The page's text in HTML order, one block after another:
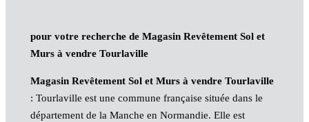
pour votre recherche de Magasin Revêtement Sol et
Murs à vendre Tourlaville
Magasin Revêtement Sol et Murs à vendre Tourlaville
: Tourlaville est une commune française située dans le
département de la Manche en Normandie. Elle est